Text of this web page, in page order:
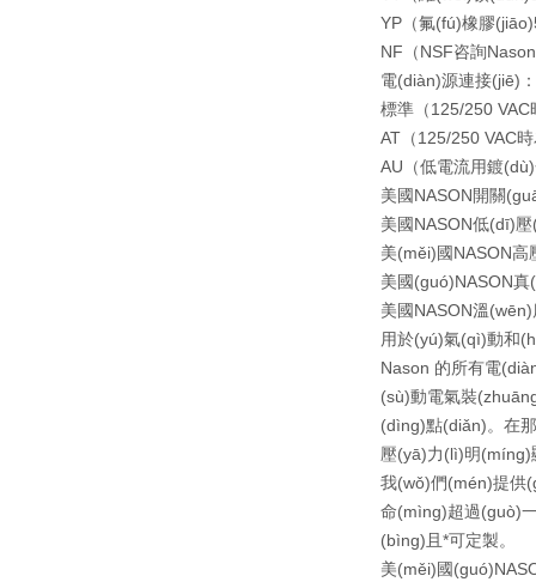
YP（氟(fú)橡膠
NF（NSF咨詢
電(diàn)源連接
標準（125/250
AT（125/250 VAC
AU（低電流用鍍
美國NASON開關
美國NASON低(dī)
美(měi)國NASON高
美國(guó)NASON真
美國NASON溫
用於(yú)氣(qì)動和
Nason 的所有電
(sù)動電氣裝
(dìng)點(diǎn)。在
壓(yā)力(lì)明(míng)
我(wǒ)們(mén)提供
命(mìng)超過(guò)
(bìng)且*可定製。
美(měi)國